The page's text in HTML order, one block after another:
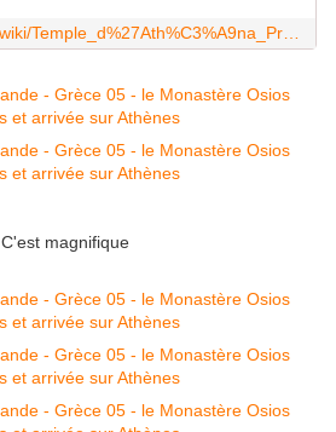
C'est magnifique